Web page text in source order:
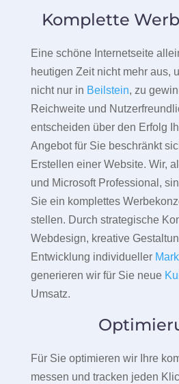
Komplette
Eine schöne Internetseite
heutigen Zeit nicht mehr aus,
nicht nur in Beilstein, zu
Reichweite und
entscheiden über den Erfolg
Angebot für Sie beschränkt
Erstellen einer Website. Wir,
und Microsoft Professional,
Sie ein komplettes
stellen. Durch strategische
Webdesign, kreative
Entwicklung individueller
generieren wir für Sie neue
Umsatz.
Für Sie optimieren wir Ihre
messen und tracken jeden